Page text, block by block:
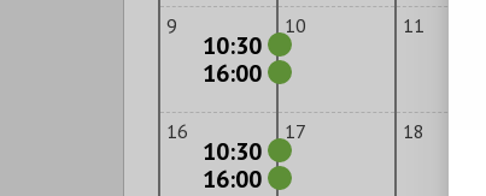
9
10:30
16:00
10 11
16
10:30
16:00
17 18